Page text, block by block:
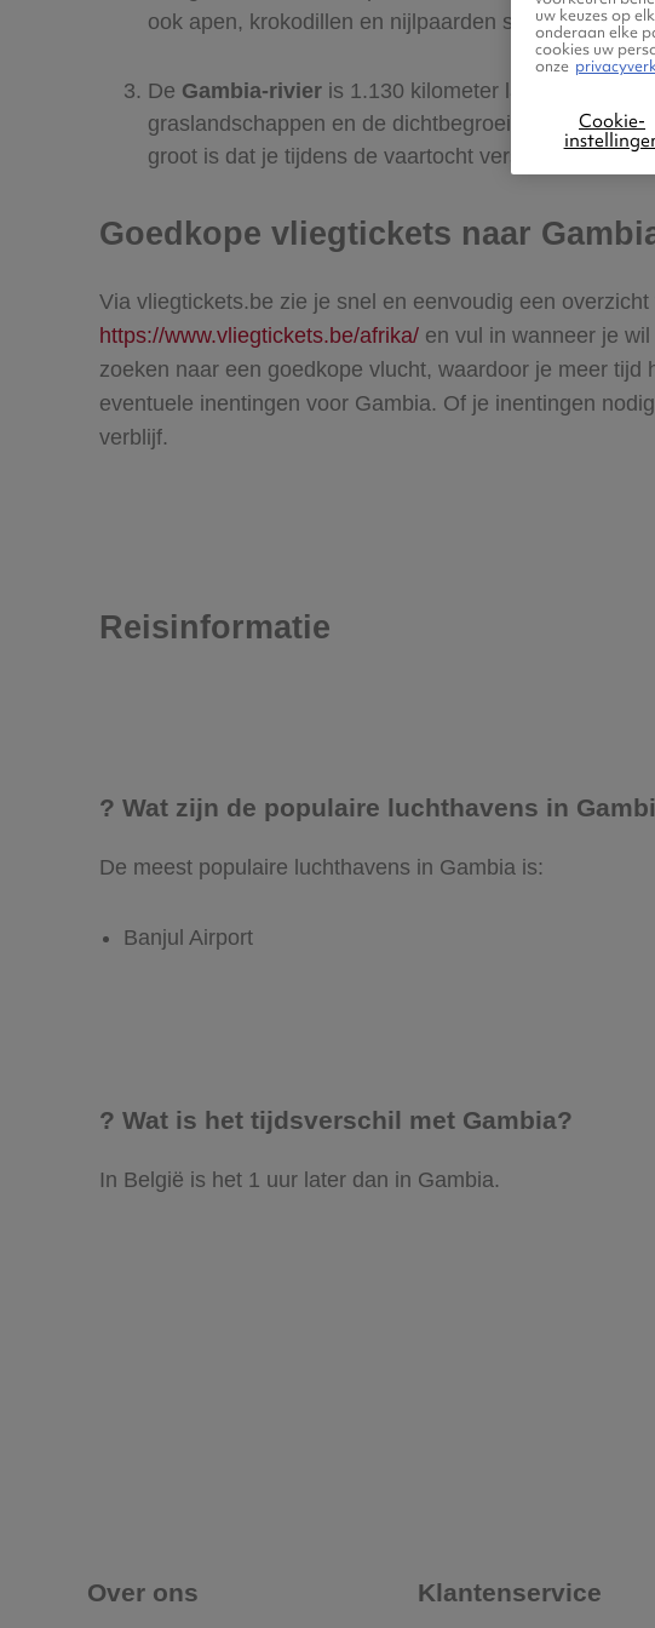
ook apen, krokodillen en nijlpaarden spotten.
De Gambia-rivier is 1.130 kilometer lang en
graslandschappen en de dichtbegroeide jungle
groot is dat je tijdens de vaartocht verschillende
Goedkope vliegtickets naar
Via vliegtickets.be zie je snel en eenvoudig een
https://www.vliegtickets.be/afrika/ en vul in wanneer je
zoeken naar een goedkope vlucht, waardoor je meer
eventuele inentingen voor Gambia. Of je inentingen
verblijf.
Reisinformatie
? Wat zijn de populaire luchthavens in
De meest populaire luchthavens in Gambia is:
Banjul Airport
? Wat is het tijdsverschil met Gambia?
In België is het 1 uur later dan in Gambia.
Over ons Klantenservice
uw keuzes op
onderaan elke
cookies uw
onze
Cookie-